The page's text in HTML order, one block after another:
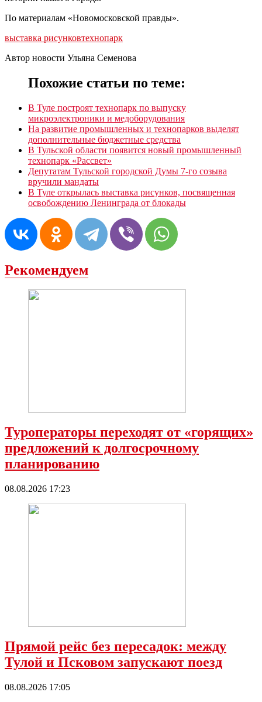
По материалам «Новомосковской правды».
выставка рисунковтехнопарк
Автор новости Ульяна Семенова
Похожие статьи по теме:
В Туле построят технопарк по выпуску
микроэлектроники и медоборудования
На развитие промышленных и технопарков выделят
дополнительные бюджетные средства
В Тульской области появится новый промышленный
технопарк «Рассвет»
Депутатам Тульской городской Думы 7-го созыва
вручили мандаты
В Туле открылась выставка рисунков, посвященная
освобождению Ленинграда от блокады
Рекомендуем
Туроператоры переходят от «горящих»
предложений к долгосрочному
планированию
08.08.2026 17:23
Прямой рейс без пересадок: между
Тулой и Псковом запускают поезд
08.08.2026 17:05